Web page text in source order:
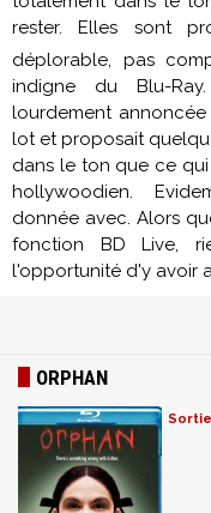
rester. Elles sont
déplorable, pas
indigne du Blu-
lourdement
lot et proposait
dans le ton que ce
hollywoodien.
donnée avec. Alors
fonction BD Live,
l'opportunité d'y avoir
ORPHAN
Sortie